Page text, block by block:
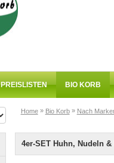
PREISLISTEN BIO KORB
Home» Bio Korb» Nach
4er-SET Huhn, Nudeln